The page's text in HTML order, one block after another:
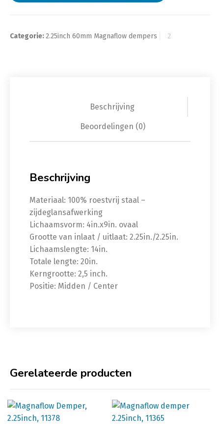
Categorie:2.25inch 60mm Magnaflow dempers
Beschrijving
Beoordelingen (0)
Beschrijving
Materiaal: 100% roestvrij staal –
zijdeglansafwerking
Lichaamsvorm: 4in.x9in. ovaal
Grootte van inlaat / uitlaat: 2.25in./2.25in.
Lichaamslengte: 14in.
Totale lengte: 20in.
Kerngrootte: 2,5 inch.
Positie: Midden / Center
Gerelateerde producten